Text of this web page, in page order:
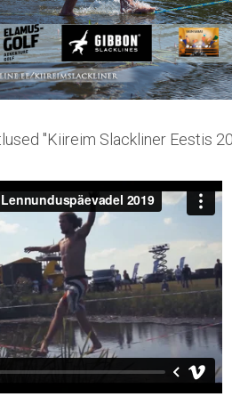
''Kiireim Slackliner Eestis